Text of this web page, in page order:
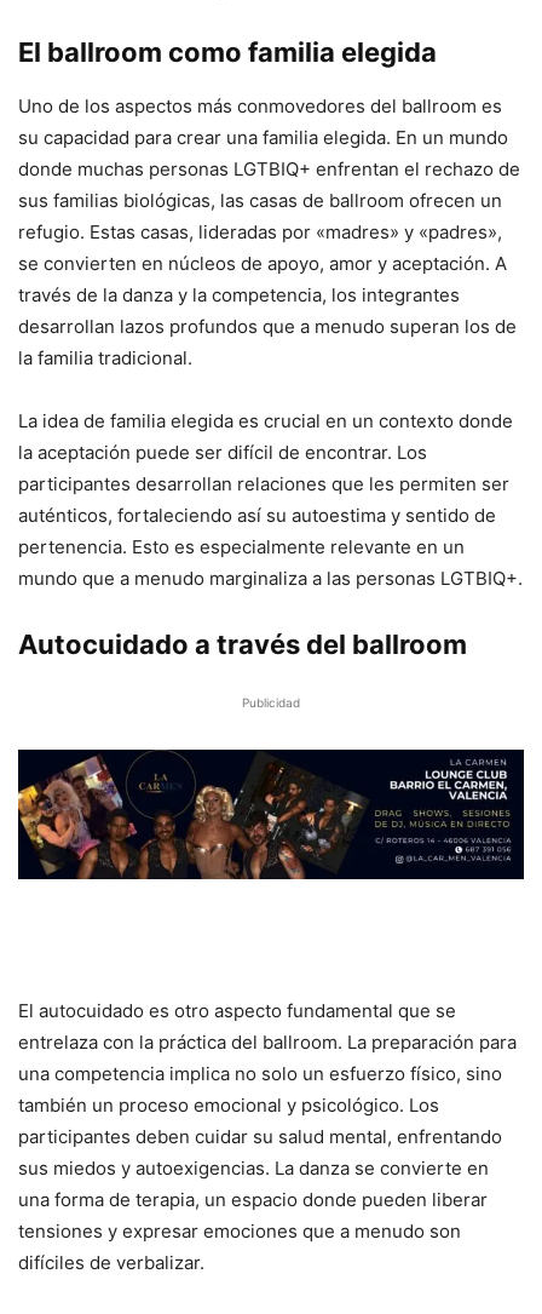
El ballroom como familia elegida
Uno de los aspectos más conmovedores del ballroom es
su capacidad para crear una familia elegida. En un mundo
donde muchas personas LGTBIQ+ enfrentan el rechazo de
sus familias biológicas, las casas de ballroom ofrecen un
refugio. Estas casas, lideradas por «madres» y «padres»,
se convierten en núcleos de apoyo, amor y aceptación. A
través de la danza y la competencia, los integrantes
desarrollan lazos profundos que a menudo superan los de
la familia tradicional.
La idea de familia elegida es crucial en un contexto donde
la aceptación puede ser difícil de encontrar. Los
participantes desarrollan relaciones que les permiten ser
auténticos, fortaleciendo así su autoestima y sentido de
pertenencia. Esto es especialmente relevante en un
mundo que a menudo marginaliza a las personas LGTBIQ+.
Autocuidado a través del ballroom
Publicidad
El autocuidado es otro aspecto fundamental que se
entrelaza con la práctica del ballroom. La preparación para
una competencia implica no solo un esfuerzo físico, sino
también un proceso emocional y psicológico. Los
participantes deben cuidar su salud mental, enfrentando
sus miedos y autoexigencias. La danza se convierte en
una forma de terapia, un espacio donde pueden liberar
tensiones y expresar emociones que a menudo son
difíciles de verbalizar.